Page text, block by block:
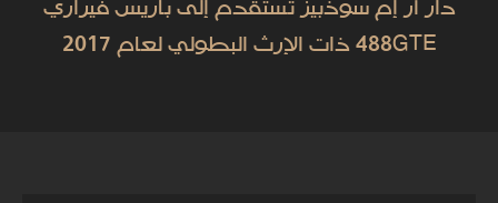
دار آر إم سوذبيز تستقدم إلى باريس فيراري
488GTE ذات الإرث البطولي لعام 2017